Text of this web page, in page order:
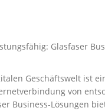
Glasfaser
Geschäftswelt ist
von
Business-Lösungen